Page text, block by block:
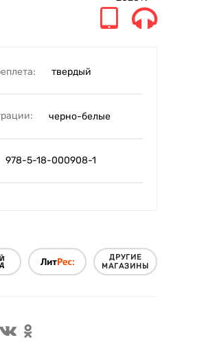
твердый
черно-белые
978-5-18-000908-1
ДРУГИЕ
МАГАЗИНЫ